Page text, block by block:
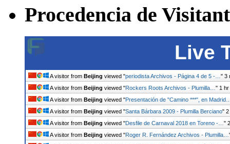
Procedencia de
Live
A visitor from Beijing viewed "periodista Archivos - Página 4 de 5 -… " 3
A visitor from Beijing viewed "Rockers Roots Archivos - Plumilla… " 1
A visitor from Beijing viewed "Presentación de "Camino ***", en
A visitor from Beijing viewed "Santa Bárbara 2009 - Plumilla Berciano" 2
A visitor from Beijing viewed "Desfile de Carnaval 2018 en Toreno -… "
A visitor from Beijing viewed "Roger R. Fernández Archivos - Plumilla…